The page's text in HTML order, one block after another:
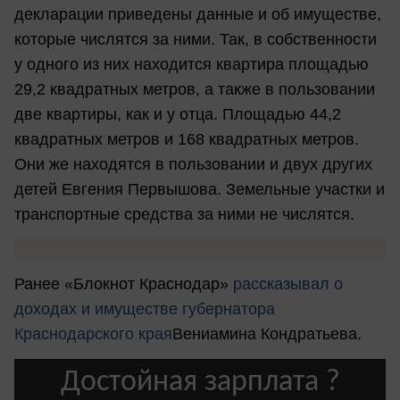
декларации приведены данные и об имуществе,
которые числятся за ними. Так, в собственности
у одного из них находится квартира площадью
29,2 квадратных метров, а также в пользовании
две квартиры, как и у отца. Площадью 44,2
квадратных метров и 168 квадратных метров.
Они же находятся в пользовании и двух других
детей Евгения Первышова. Земельные участки и
транспортные средства за ними не числятся.
Ранее «Блокнот Краснодар» рассказывал о
доходах и имуществе губернатора
Краснодарского краяВениамина Кондратьева.